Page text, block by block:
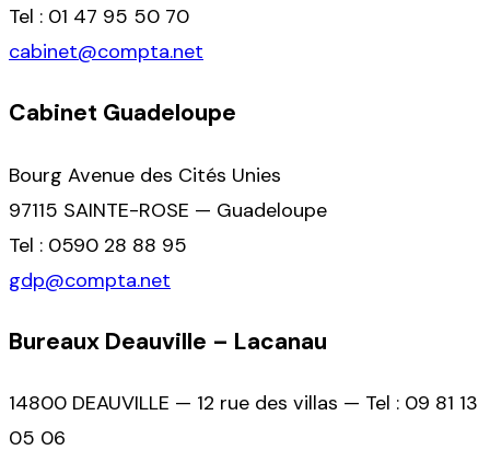
Tel : 01 47 95 50 70
cabinet@compta.net
Cabinet Guadeloupe
Bourg Avenue des Cités Unies
97115 SAINTE-ROSE — Guadeloupe
Tel : 0590 28 88 95
gdp@compta.net
Bureaux Deauville – Lacanau
14800 DEAUVILLE — 12 rue des villas — Tel : 09 81 13
05 06